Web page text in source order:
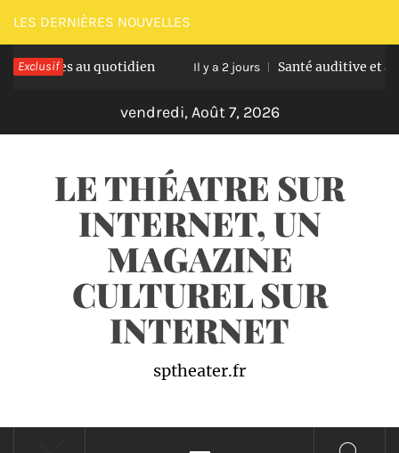
Passer
au
contenu
LES DERNIÈRES NOUVELLES
Exclusif
au quotidien Il y a 2 jours Santé auditive et âge
vendredi, Août 7, 2026
LE THÉATRE SUR
INTERNET, UN
MAGAZINE
CULTUREL SUR
INTERNET
sptheater.fr